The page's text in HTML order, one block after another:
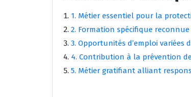
1. Métier essentiel pour la
2. Formation spécifique
3. Opportunités d’emploi variées
4. Contribution à la prévention
5. Métier gratifiant alliant